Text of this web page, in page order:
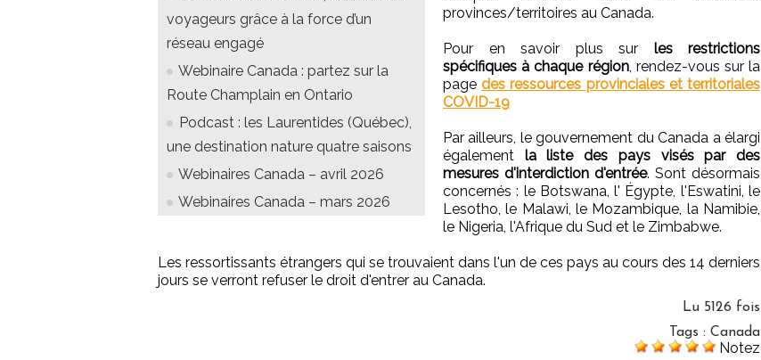
voyageurs grâce à la force d’un
réseau engagé
Webinaire Canada : partez sur la
Route Champlain en Ontario
Podcast : les Laurentides (Québec),
une destination nature quatre saisons
Webinaires Canada – avril 2026
Webinaires Canada – mars 2026
provinces/territoires au Canada.
Pour en savoir plus sur les restrictions
spécifiques à chaque région, rendez-vous sur la
pagedes ressources provinciales et territoriales
COVID-19
Par ailleurs, le gouvernement du Canada a élargi
également la liste des pays visés par des
mesures d'interdiction d'entrée. Sont désormais
concernés : le Botswana, l' Égypte, l'Eswatini, le
Lesotho, le Malawi, le Mozambique, la Namibie,
le Nigeria, l'Afrique du Sud et le Zimbabwe.
Les ressortissants étrangers qui se trouvaient dans l'un de ces pays au cours des 14 derniers
jours se verront refuser le droit d'entrer au Canada.
Lu 5126 fois
Tags : Canada
Notez